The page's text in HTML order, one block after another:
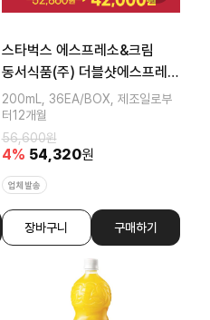
스타벅스 에스프레소&크림
동서식품(주) 더블샷에스프레소
앤크림
200mL, 36EA/BOX, 제조일로부
터12개월
56,600원
4% 54,320원
업체발송
장바구니 구매하기